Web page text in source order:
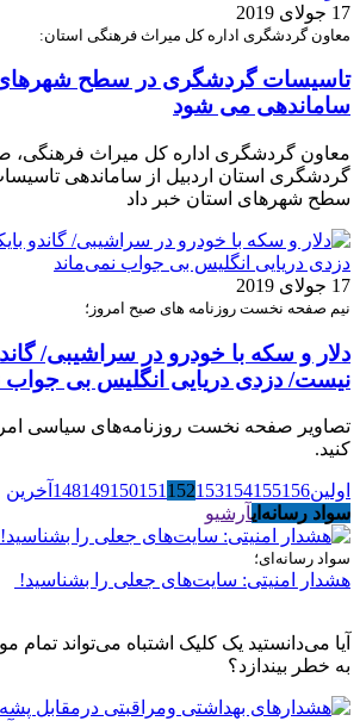
17 جولای 2019
معاون گردشگری اداره کل میراث فرهنگی استان:
تاسیسات گردشگری در سطح شهرهای
ساماندهی می شود
معاون گردشگری اداره کل میراث فرهنگی،
گردشگری استان اردبیل از ساماندهی
سطح شهرهای استان خبر داد
17 جولای 2019
نیم صفحه نخست روزنامه های صبح امروز؛
دلار و سکه با خودرو در سراشیبی/
نیست/ دزدی دریایی انگلیس بی جواب
تصاویر صفحه نخست روزنامه‌های سیاسی
کنید.
اولین 148149150151 152153154155156
آخرین
سواد رسانه‌ایآرشیو
سواد رسانه‌ای؛
هشدار امنیتی: سایت‌های جعلی را بشناسید!
آیا می‌دانستید یک کلیک اشتباه می‌تواند
به خطر بیندازد؟